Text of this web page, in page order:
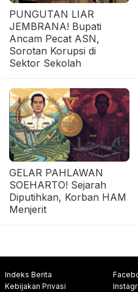
PUNGUTAN LIAR
JEMBRANA! Bupati
Ancam Pecat ASN,
Sorotan Korupsi di
Sektor Sekolah
GELAR PAHLAWAN
SOEHARTO! Sejarah
Diputihkan, Korban HAM
Menjerit
Indeks Berita
Kebijakan Privasi